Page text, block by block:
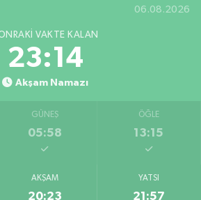
06.08.2026
VAKTE KALAN
23:13
Akşam Namazı
GÜNEŞ
05:58
ÖĞLE
13:15
AKŞAM
20:23
YATSI
21:57